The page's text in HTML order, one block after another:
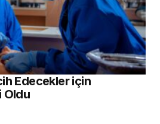
Edecekler için
Oldu